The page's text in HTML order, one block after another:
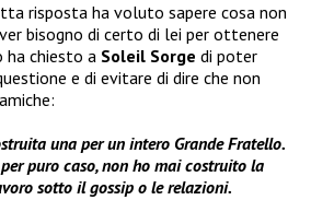
risposta ha voluto sapere cosa non
bisogno di certo di lei per ottenere
ha chiesto a Soleil Sorge di poter
e di evitare di dire che non
una per un intero Grande Fratello.
puro caso, non ho mai costruito la
sotto il gossip o le relazioni.